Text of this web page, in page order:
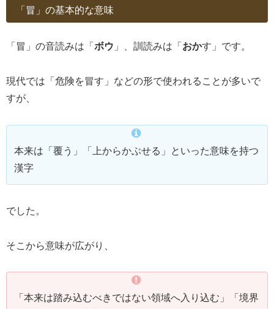
「冒」の基本的な意味
「冒」の音読みは「 ボウ 」、訓読みは「 おかす」です。
現代では「危険を冒す」などの形で使われることが多いで
すが、
本来は「覆う」「上からかぶせる」といった意味を持つ
漢字
でした。
そこから意味が広がり、
「本来は踏み込むべきではない領域へ入り込む」「境界